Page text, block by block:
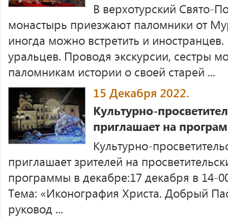
В верхотурский Свято-
монастырь приезжают паломники от
иногда можно встретить и
уральцев. Проводя экскурсии, сестры
паломникам истории о своей старей ...
15 Декабря 2022.
Культурно-
приглашает на
Культурно-
приглашает зрителей на
программы в декабре:17 декабря в 14-
Тема: «Иконография Христа. Добрый
руковод ...